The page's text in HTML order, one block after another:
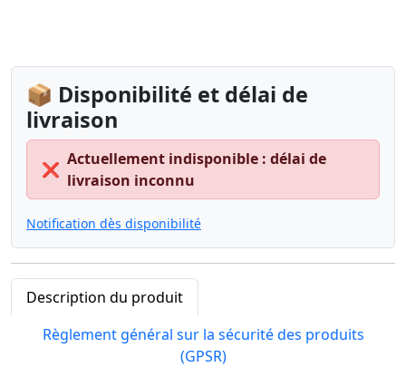
📦 Disponibilité et délai de
livraison
❌
Actuellement indisponible : délai de
livraison inconnu
Notification dès disponibilité
Description du produit
Règlement général sur la sécurité des produits
(GPSR)